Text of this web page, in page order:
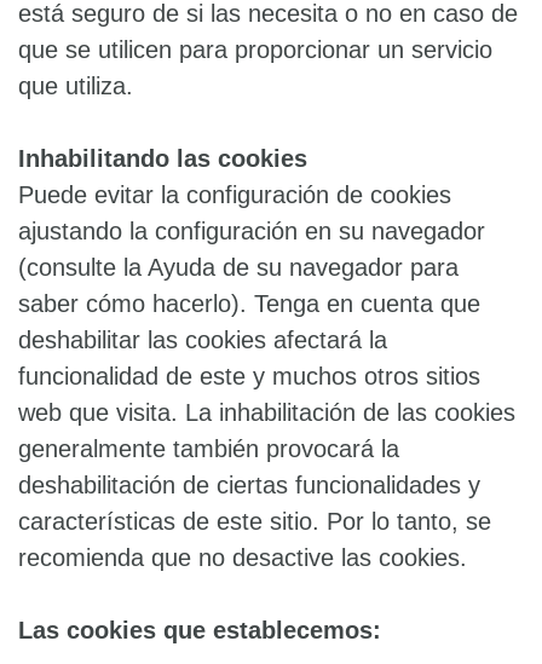
está seguro de si las necesita o no en caso de
que se utilicen para proporcionar un servicio
que utiliza.
Inhabilitando las cookies
Puede evitar la configuración de cookies
ajustando la configuración en su navegador
(consulte la Ayuda de su navegador para
saber cómo hacerlo). Tenga en cuenta que
deshabilitar las cookies afectará la
funcionalidad de este y muchos otros sitios
web que visita. La inhabilitación de las cookies
generalmente también provocará la
deshabilitación de ciertas funcionalidades y
características de este sitio. Por lo tanto, se
recomienda que no desactive las cookies.
Las cookies que establecemos: